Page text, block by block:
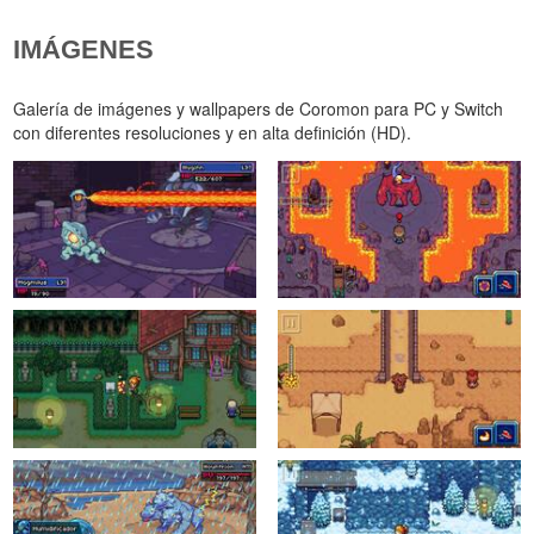
IMÁGENES
Galería de imágenes y wallpapers de Coromon para PC y Switch
con diferentes resoluciones y en alta definición (HD).